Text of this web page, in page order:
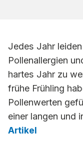
Jedes Jahr
Pollenallergien
hartes Jahr zu
frühe Frühling
Pollenwerten
einer langen und
Artikel